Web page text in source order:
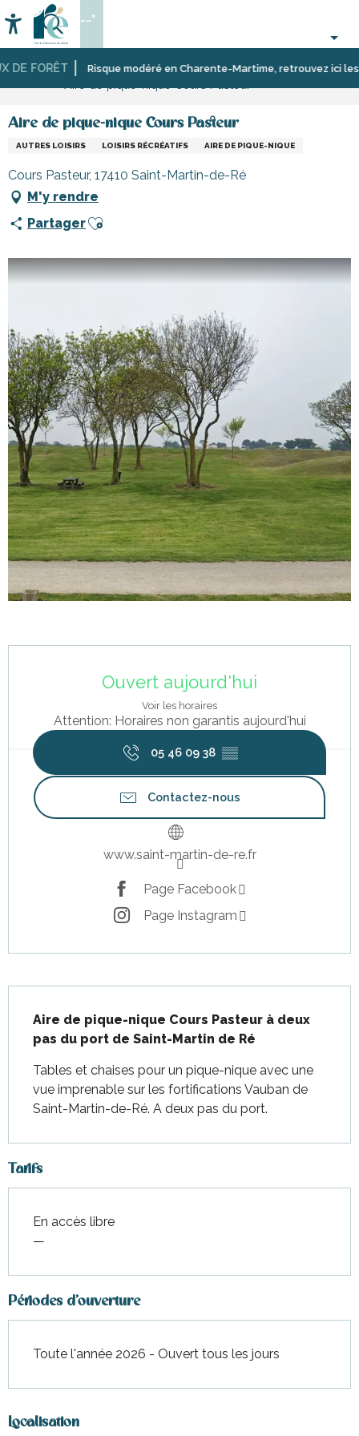
au
contenu
principal
FORÊT Risque modéré en Charente-Martime, retrouvez ici les
Accessibilité
Recherche
--°
Accueil
Activités,
et
découverte
Sport Écoles,
Aire de pique-nique Cours Pasteur
AUTRES LOISIRS LOISIRS RÉCRÉATIFS AIRE DE PIQUE-NIQUE
Cours Pasteur, 17410 Saint-Martin-de-Ré
M'y rendre
PartagerAjouter aux favoris
Ouvert aujourd'hui
Voir les horaires
Attention: Horaires non garantis aujourd'hui
05 46 09 38 ▒▒
Contactez-nous
www.saint-martin-de-re.fr
Page Facebook
Page Instagram
Aire de pique-nique Cours Pasteur à deux
pas du port de Saint-Martin de Ré
Tables et chaises pour un pique-nique avec une
vue imprenable sur les fortifications Vauban de
Saint-Martin-de-Ré. A deux pas du port.
Tarifs
En accès libre
—
Périodes d'ouverture
Toute l'année 2026 - Ouvert tous les jours
Localisation